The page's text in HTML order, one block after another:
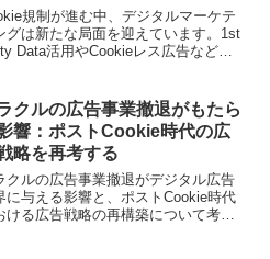
規制が進む中、デジタルマーケテ
グは新たな局面を迎えています。1st
Data活用やCookieレス広告など、
クルの広告事業撤退がもたら
響：ポストCookie時代の広
略を再考する
クルの広告事業撤退がデジタル広告
に与える影響と、ポストCookie時代
ける広告戦略の再構築について考察